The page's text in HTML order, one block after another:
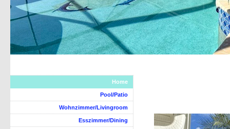
Home
Pool/Patio
Wohnzimmer/Livingroom
Esszimmer/Dining